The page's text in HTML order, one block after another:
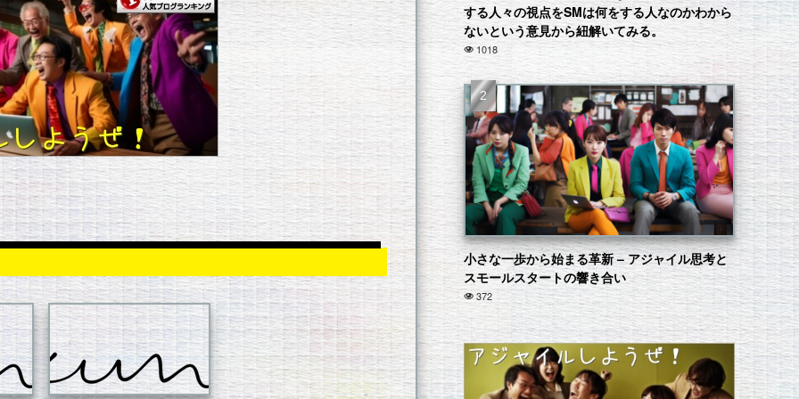
する人々の視点をSMは何をする人なのかわから
ないという意見から紐解いてみる。
1018
小さな一歩から始まる革新 – アジャイル思考と
スモールスタートの響き合い
372